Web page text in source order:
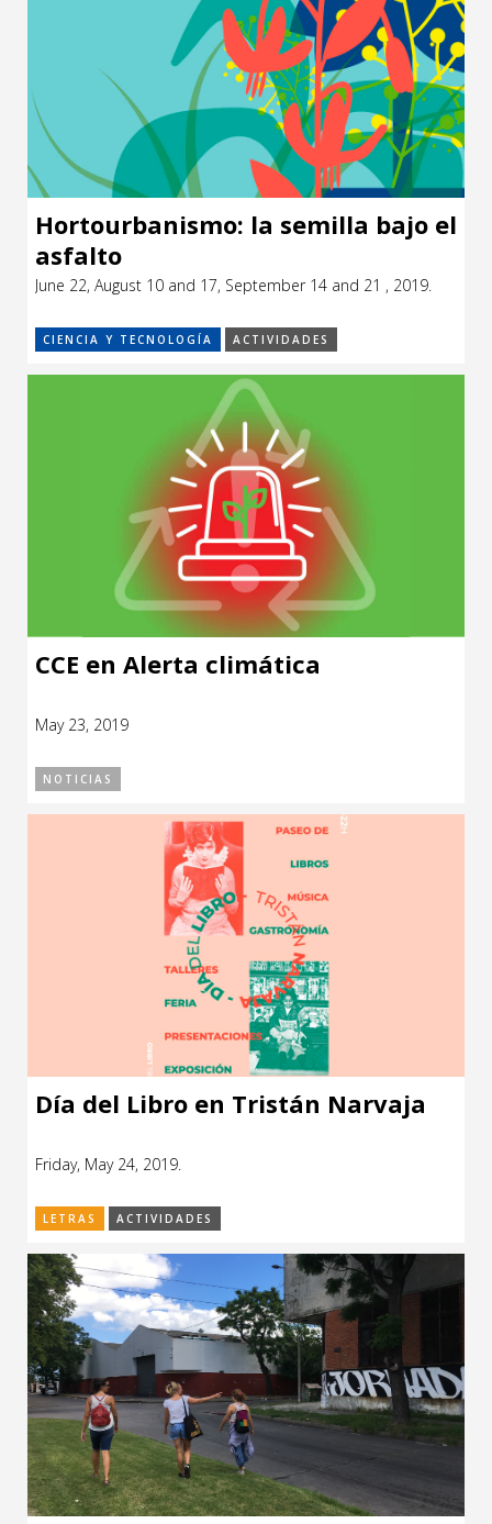
Hortourbanismo: la semilla bajo el
asfalto
June 22, August 10 and 17, September 14 and 21 , 2019.
CIENCIA Y TECNOLOGÍA ACTIVIDADES
CCE en Alerta climática
May 23, 2019
NOTICIAS
Día del Libro en Tristán Narvaja
Friday, May 24, 2019.
LETRAS ACTIVIDADES